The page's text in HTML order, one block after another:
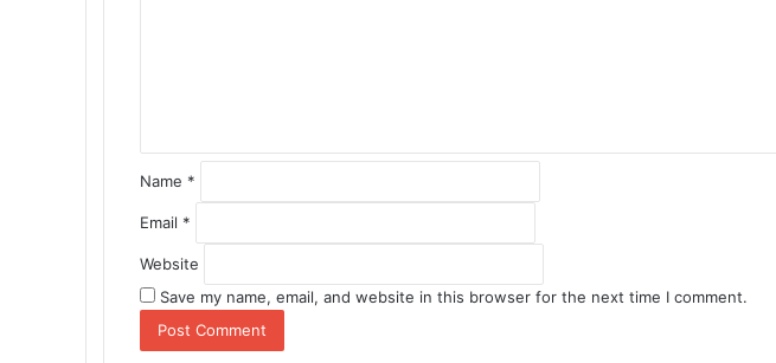
Name *
Email *
Website
Save my name, email, and website in this browser for the next time I comment.